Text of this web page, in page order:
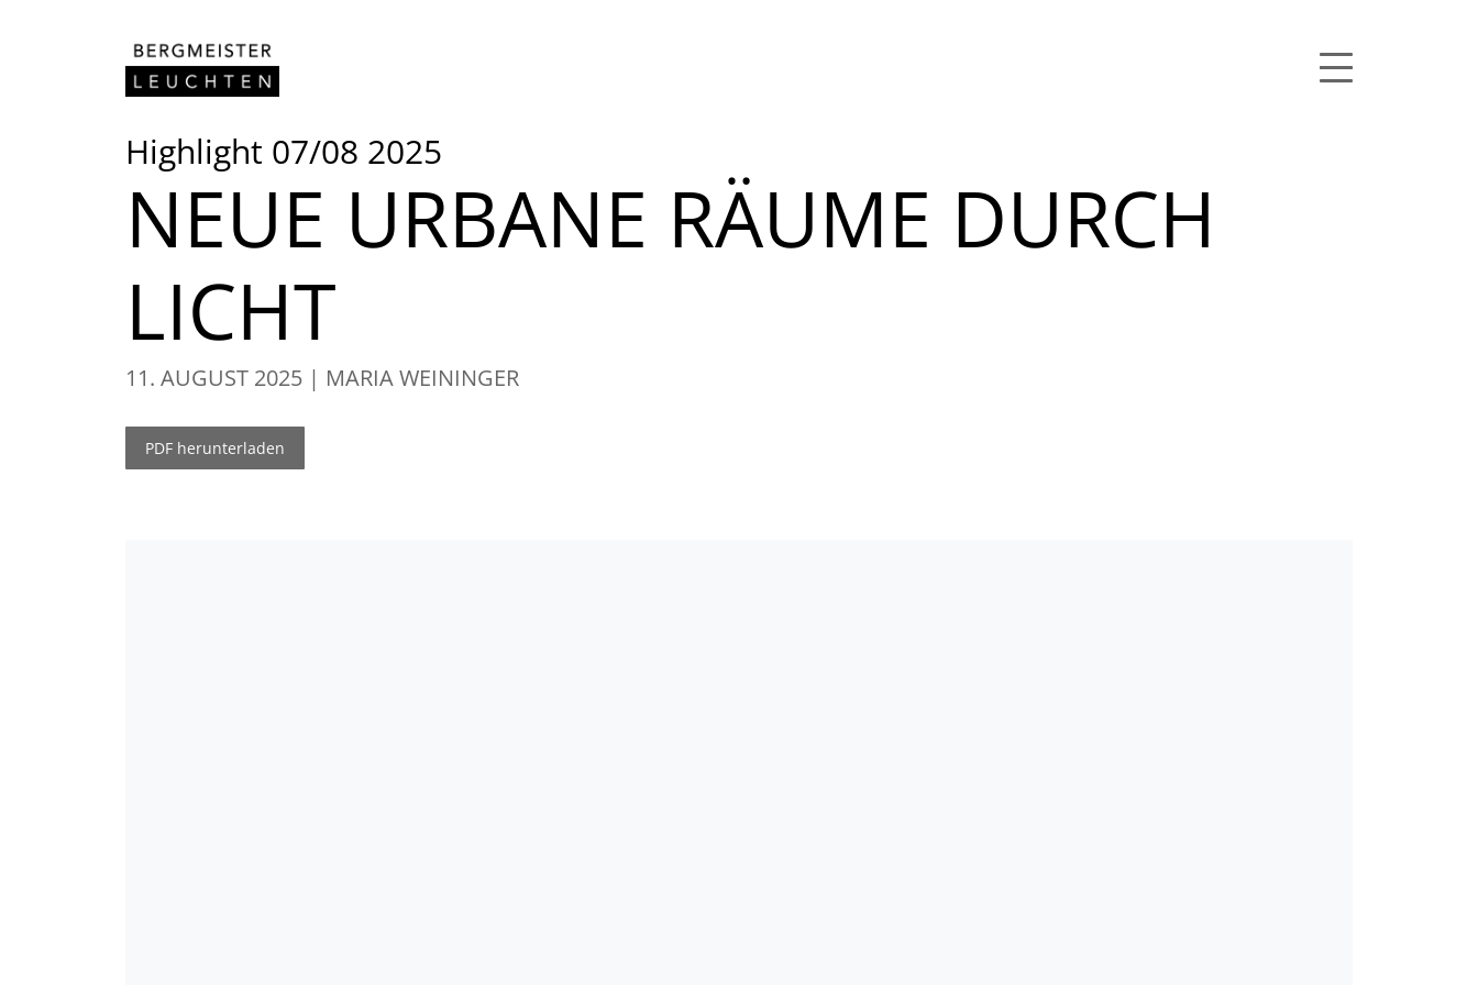
Highlight 07/08 2025
NEUE URBANE RÄUME DURCH
LICHT
11. AUGUST 2025 MARIA WEININGER
PDF herunterladen